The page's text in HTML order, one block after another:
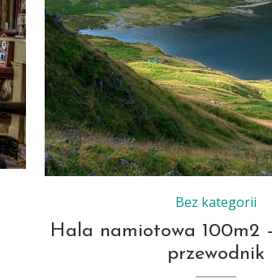
Bez kategorii
Hala namiotowa 100m2
przewodnik